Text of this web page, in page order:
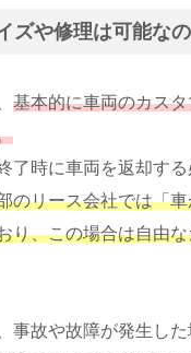
ズや修理は可能な
基本的に車両のカス
了時に車両を返却す
のリース会社では「
り、この場合は自由
事故や故障が発生し